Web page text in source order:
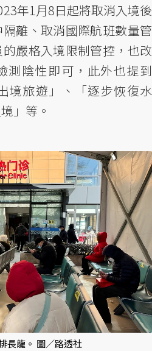
年1月8日起將取消入境後
離、取消國際航班數量管
嚴格入境限制管控，也改
測陰性即可，此外也提到
境旅遊」、「逐步恢復水
」等。
長龍。 圖／路透社